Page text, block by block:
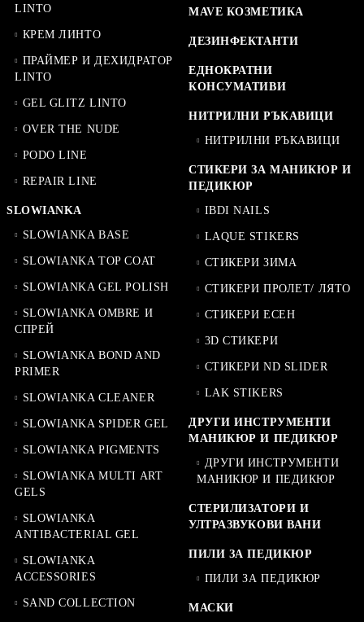
LINTO
КРЕМ ЛИНТО
ПРАЙМЕР И ДЕХИДРАТОР
LINTO
GEL GLITZ LINTO
OVER THE NUDE
PODO LINE
REPAIR LINE
SLOWIANKA
SLOWIANKA BASE
SLOWIANKA TOP COAT
SLOWIANKA GEL POLISH
SLOWIANKA OMBRE И
СПРЕЙ
SLOWIANKA BOND AND
PRIMER
SLOWIANKA CLEANER
SLOWIANKA SPIDER GEL
SLOWIANKA PIGMENTS
SLOWIANKA MULTI ART
GELS
SLOWIANKA
ANTIBACTERIAL GEL
SLOWIANKA
ACCESSORIES
SAND COLLECTION
MAVE КОЗМЕТИКА
ДЕЗИНФЕКТАНТИ
ЕДНОКРАТНИ
КОНСУМАТИВИ
НИТРИЛНИ РЪКАВИЦИ
НИТРИЛНИ РЪКАВИЦИ
СТИКЕРИ ЗА МАНИКЮР И
ПЕДИКЮР
IBDI NAILS
LAQUE STIKERS
СТИКЕРИ ЗИМА
СТИКЕРИ ПРОЛЕТ/ ЛЯТО
СТИКЕРИ ЕСЕН
3D СТИКЕРИ
СТИКЕРИ ND SLIDER
LAK STIKERS
ДРУГИ ИНСТРУМЕНТИ
МАНИКЮР И ПЕДИКЮР
ДРУГИ ИНСТРУМЕНТИ
МАНИКЮР И ПЕДИКЮР
СТЕРИЛИЗАТОРИ И
УЛТРАЗВУКОВИ ВАНИ
ПИЛИ ЗА ПЕДИКЮР
ПИЛИ ЗА ПЕДИКЮР
МАСКИ